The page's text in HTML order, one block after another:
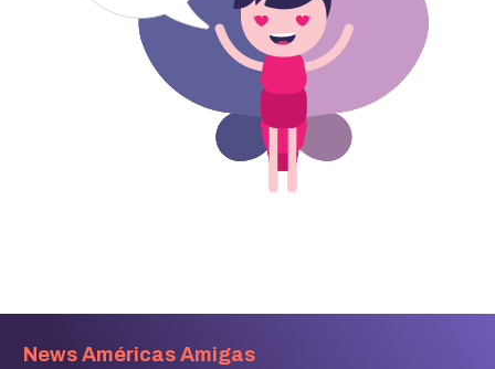
News Américas Amigas